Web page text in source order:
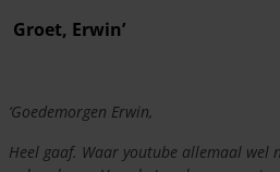
Groet, Erwin’
‘Goedemorgen Erwin,
Heel gaaf. Waar youtube allemaal wel